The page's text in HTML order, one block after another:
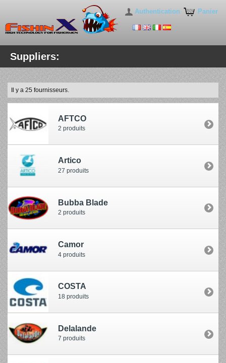
Panier
Authentication
Suppliers:
Il y a 25 fournisseurs.
AFTCO
2 produits
Artico
27 produits
Bubba Blade
2 produits
Camor
4 produits
COSTA
18 produits
Delalande
7 produits